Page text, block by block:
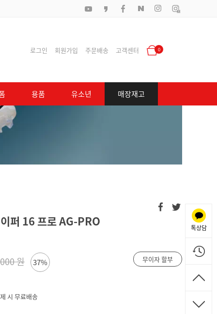
로그인 회원가입 주문배송 고객센터 0
용품 유소년 매장재고
퍼 16 프로 AG-PRO
원 37% 무이자 할부
시 무료배송
톡상담